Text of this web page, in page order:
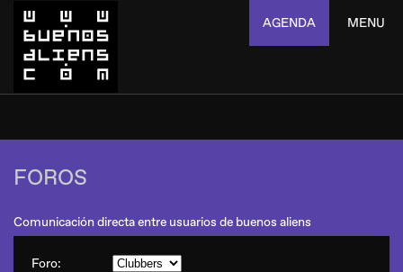
AGENDA MENU
FOROS
Comunicación directa entre usuarios de buenos aliens
Foro: